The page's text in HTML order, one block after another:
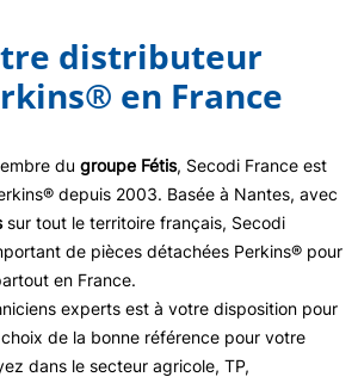
distributeur
en France
du groupe Fétis, Secodi France est
depuis 2003. Basée à Nantes, avec
sur tout le territoire français, Secodi
de pièces détachées Perkins® pour
en France.
experts est à votre disposition pour
de la bonne référence pour votre
dans le secteur agricole, TP,